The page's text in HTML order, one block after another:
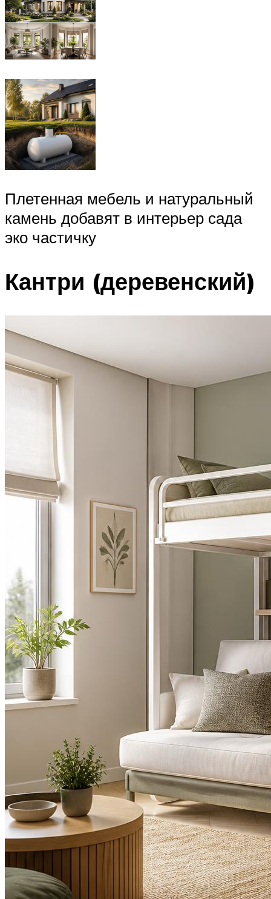
Плетенная мебель и натуральный
камень добавят в интерьер сада
эко частичку
Кантри (деревенский)